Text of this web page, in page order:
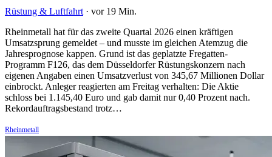
Rüstung & Luftfahrt · vor 19 Min.
Rheinmetall hat für das zweite Quartal 2026 einen kräftigen
Umsatzsprung gemeldet – und musste im gleichen Atemzug die
Jahresprognose kappen. Grund ist das geplatzte Fregatten-
Programm F126, das dem Düsseldorfer Rüstungskonzern nach
eigenen Angaben einen Umsatzverlust von 345,67 Millionen Dollar
einbrockt. Anleger reagierten am Freitag verhalten: Die Aktie
schloss bei 1.145,40 Euro und gab damit nur 0,40 Prozent nach.
Rekordauftragsbestand trotz…
Rheinmetall